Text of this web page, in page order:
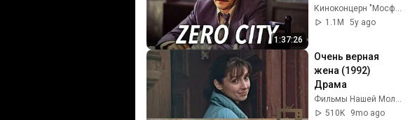
1:37:26
Movie | Mosfilm 4KКиноконцерн "Мосфильм"
1.1M
5y ago
Очень верная
жена (1992)
Драма
510K
9mo ago